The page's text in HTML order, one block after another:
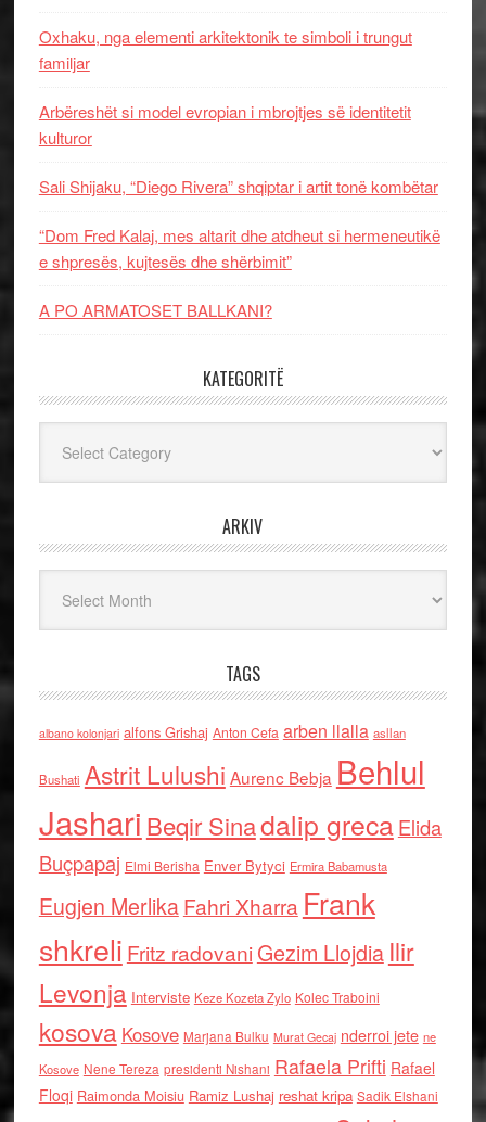
Oxhaku, nga elementi arkitektonik te simboli i trungut
familjar
Arbëreshët si model evropian i mbrojtjes së identitetit
kulturor
Sali Shijaku, “Diego Rivera” shqiptar i artit tonë kombëtar
“Dom Fred Kalaj, mes altarit dhe atdheut si hermeneutikë
e shpresës, kujtesës dhe shërbimit”
A PO ARMATOSET BALLKANI?
KATEGORITË
ARKIV
TAGS
albano kolonjari alfons Grishaj Anton Cefa arben llalla asllan
Bushati Astrit Lulushi Aurenc Bebja Behlul
Jashari Beqir Sinadalip grecaElida
Buçpapaj Elmi Berisha Enver Bytyci Ermira Babamusta
Eugjen MerlikaFahri Xharra Frank
shkreli Fritz radovaniGezim Llojdia Ilir
Levonja Interviste Keze Kozeta Zylo Kolec Traboini
kosova Kosove Marjana Bulku Murat Gecaj nderroi jete ne
Kosove Nene Tereza presidenti Nishani Rafaela Prifti Rafael
Floqi Raimonda Moisiu Ramiz Lushaj reshat kripa Sadik Elshani